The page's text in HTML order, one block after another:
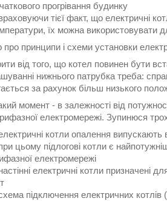
прогрівання будинку
тієї факт, що електричні
їх можна використовувати
про принципи і схеми установки
від того, що котел повинен бути
нижнього патрубка треба:
за рахунок більш низького
момент - в залежності від
електромережі. Зупинюся
котли опалення випускають
цьому підлогові котли є
електромережі
електричні котли
підключення електричних котлів